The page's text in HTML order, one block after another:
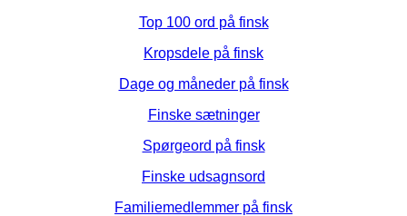
Top 100 ord på finsk
Kropsdele på finsk
Dage og måneder på finsk
Finske sætninger
Spørgeord på finsk
Finske udsagnsord
Familiemedlemmer på finsk